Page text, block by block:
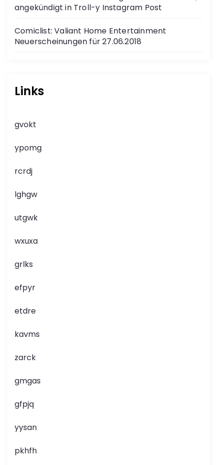
angekündigt in Troll-y Instagram Post
Comiclist: Valiant Home Entertainment
Neuerscheinungen für 27.06.2018
Links
gvokt
ypomg
rcrdj
lghgw
utgwk
wxuxa
grlks
efpyr
etdre
kavms
zarck
gmgas
gfpjq
yysan
pkhfh